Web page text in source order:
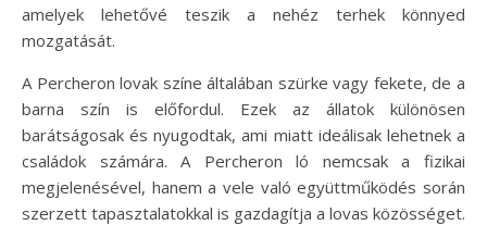
amelyek lehetővé teszik a nehéz terhek könnyed
mozgatását.
A Percheron lovak színe általában szürke vagy fekete, de a
barna szín is előfordul. Ezek az állatok különösen
barátságosak és nyugodtak, ami miatt ideálisak lehetnek a
családok számára. A Percheron ló nemcsak a fizikai
megjelenésével, hanem a vele való együttműködés során
szerzett tapasztalatokkal is gazdagítja a lovas közösséget.